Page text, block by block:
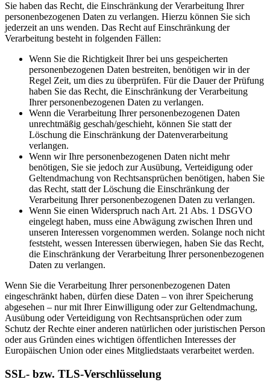
Sie haben das Recht, die Einschränkung der Verarbeitung Ihrer
personenbezogenen Daten zu verlangen. Hierzu können Sie sich
jederzeit an uns wenden. Das Recht auf Einschränkung der
Verarbeitung besteht in folgenden Fällen:
Wenn Sie die Richtigkeit Ihrer bei uns gespeicherten
personenbezogenen Daten bestreiten, benötigen wir in der
Regel Zeit, um dies zu überprüfen. Für die Dauer der Prüfung
haben Sie das Recht, die Einschränkung der Verarbeitung
Ihrer personenbezogenen Daten zu verlangen.
Wenn die Verarbeitung Ihrer personenbezogenen Daten
unrechtmäßig geschah/geschieht, können Sie statt der
Löschung die Einschränkung der Datenverarbeitung
verlangen.
Wenn wir Ihre personenbezogenen Daten nicht mehr
benötigen, Sie sie jedoch zur Ausübung, Verteidigung oder
Geltendmachung von Rechtsansprüchen benötigen, haben Sie
das Recht, statt der Löschung die Einschränkung der
Verarbeitung Ihrer personenbezogenen Daten zu verlangen.
Wenn Sie einen Widerspruch nach Art. 21 Abs. 1 DSGVO
eingelegt haben, muss eine Abwägung zwischen Ihren und
unseren Interessen vorgenommen werden. Solange noch nicht
feststeht, wessen Interessen überwiegen, haben Sie das Recht,
die Einschränkung der Verarbeitung Ihrer personenbezogenen
Daten zu verlangen.
Wenn Sie die Verarbeitung Ihrer personenbezogenen Daten
eingeschränkt haben, dürfen diese Daten – von ihrer Speicherung
abgesehen – nur mit Ihrer Einwilligung oder zur Geltendmachung,
Ausübung oder Verteidigung von Rechtsansprüchen oder zum
Schutz der Rechte einer anderen natürlichen oder juristischen Person
oder aus Gründen eines wichtigen öffentlichen Interesses der
Europäischen Union oder eines Mitgliedstaats verarbeitet werden.
SSL- bzw. TLS-Verschlüsselung